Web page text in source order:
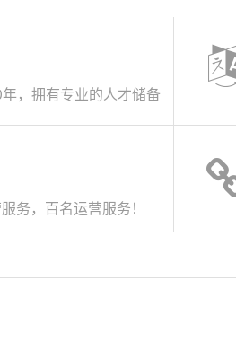
，拥有专业的人才储备
务，百名运营服务！